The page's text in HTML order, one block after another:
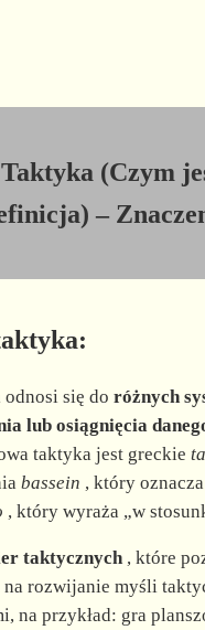
(Czym
–
odnosi się do różnych
lub osiągnięcia
taktyka jest greckie
bassein , który
, który wyraża „w
taktycznych, które
rozwijanie myśli
na przykład: gra